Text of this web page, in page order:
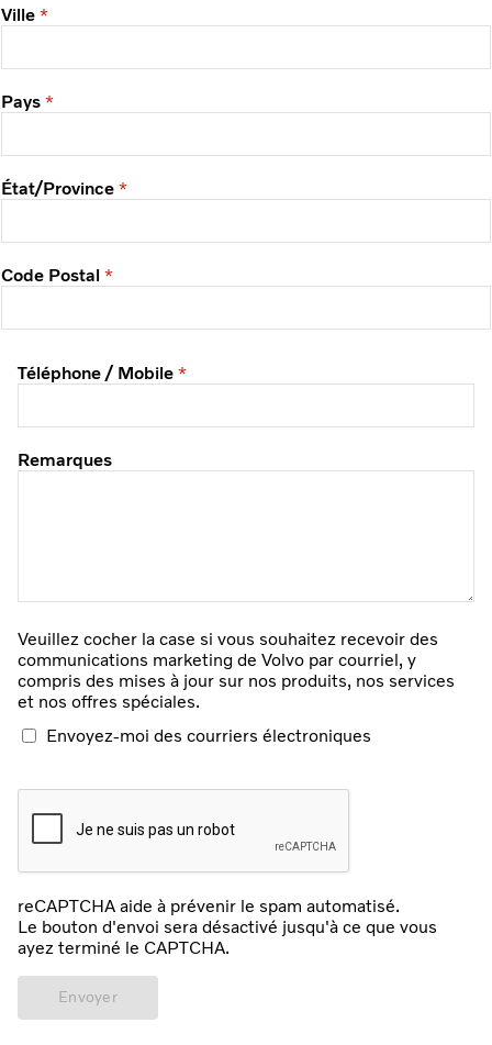
Ville
Pays
État/Province
Code Postal
Téléphone / Mobile
Remarques
Veuillez cocher la case si vous souhaitez recevoir des
communications marketing de Volvo par courriel, y
compris des mises à jour sur nos produits, nos services
et nos offres spéciales.
Envoyez-moi des courriers électroniques
reCAPTCHA aide à prévenir le spam automatisé.
Le bouton d'envoi sera désactivé jusqu'à ce que vous
ayez terminé le CAPTCHA.
Envoyer